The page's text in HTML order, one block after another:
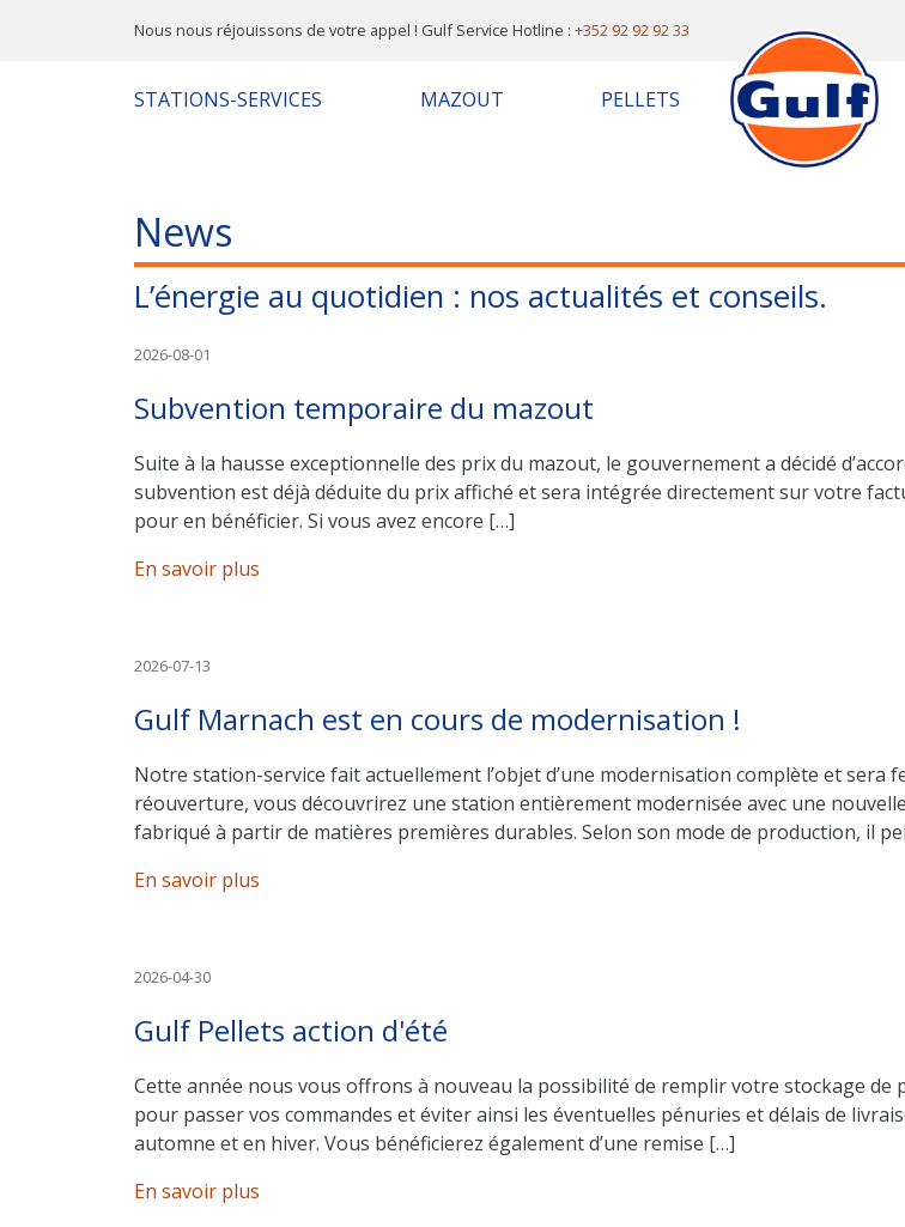
Nous nous réjouissons de votre appel ! Gulf Service Hotline : +352 92 92 92 33
STATIONS-SERVICES MAZOUT PELLETS
News
L’énergie au quotidien : nos actualités et conseils.
2026-08-01
Subvention temporaire du mazout
Suite à la hausse exceptionnelle des prix du mazout, le gouvernement a décidé
subvention est déjà déduite du prix affiché et sera intégrée directement sur votre
pour en bénéficier. Si vous avez encore […]
En savoir plus
2026-07-13
Gulf Marnach est en cours de modernisation !
Notre station-service fait actuellement l’objet d’une modernisation complète et sera
réouverture, vous découvrirez une station entièrement modernisée avec une
fabriqué à partir de matières premières durables. Selon son mode de production, il
En savoir plus
2026-04-30
Gulf Pellets action d'été
Cette année nous vous offrons à nouveau la possibilité de remplir votre stockage de
pour passer vos commandes et éviter ainsi les éventuelles pénuries et délais de
automne et en hiver. Vous bénéficierez également d’une remise […]
En savoir plus